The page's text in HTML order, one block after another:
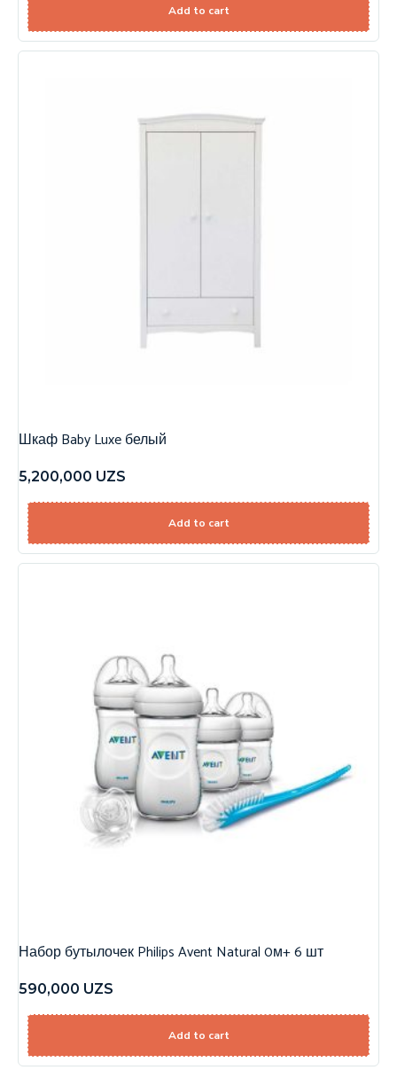
Add to cart
Шкаф Baby Luxe белый
5,200,000 UZS
Add to cart
Набор бутылочек Philips Avent Natural 0м+ 6 шт
590,000 UZS
Add to cart